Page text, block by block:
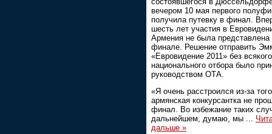
вечером 10 мая первого
получила путевку в финал.
шесть лет участия в
Армения не была представлена
финале. Решение отправить
«Евровидение 2011» без всякого
национального отбора было
руководством ОТА.
«Я очень расстроился из-за
армянская конкурсантка не
финал. Во избежание таких
дальнейшем, думаю, мы ...
дальше »